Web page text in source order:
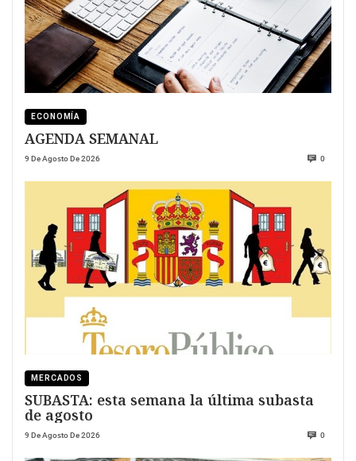
ECONOMÍA
AGENDA SEMANAL
9 De Agosto De 2026 0
MERCADOS
SUBASTA: esta semana la última subasta
de agosto
9 De Agosto De 2026 0